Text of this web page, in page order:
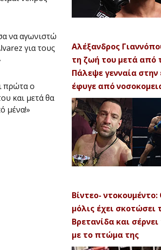
να αγωνιστώ
για τους
πρώτα ο
και μετά θα
μένα!»
Αλέξανδρος
τη ζωή του μετά από
Πάλεψε γενναία στην
έφυγε από
Βίντεο-
μόλις έχει σκοτώσει
Βρετανίδα και
με το πτώμα της